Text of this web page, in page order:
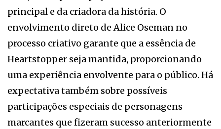
principal e da criadora da história. O
envolvimento direto de Alice Oseman no
processo criativo garante que a essência de
Heartstopper seja mantida, proporcionando
uma experiência envolvente para o público. Há
expectativa também sobre possíveis
participações especiais de personagens
marcantes que fizeram sucesso anteriormente